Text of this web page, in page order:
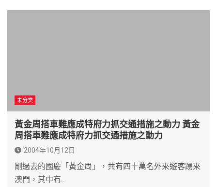
未分类
黃金周搭車難應成特府力抓交通措施之動力 黃金
周搭車難應成特府力抓交通措施之動力
2004年10月12日
剛過去的國慶「黃金周」，共有四十萬名外來遊客踴來
澳門，其中有…